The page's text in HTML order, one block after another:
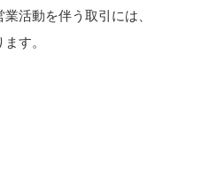
活動を伴う取引には、
す。